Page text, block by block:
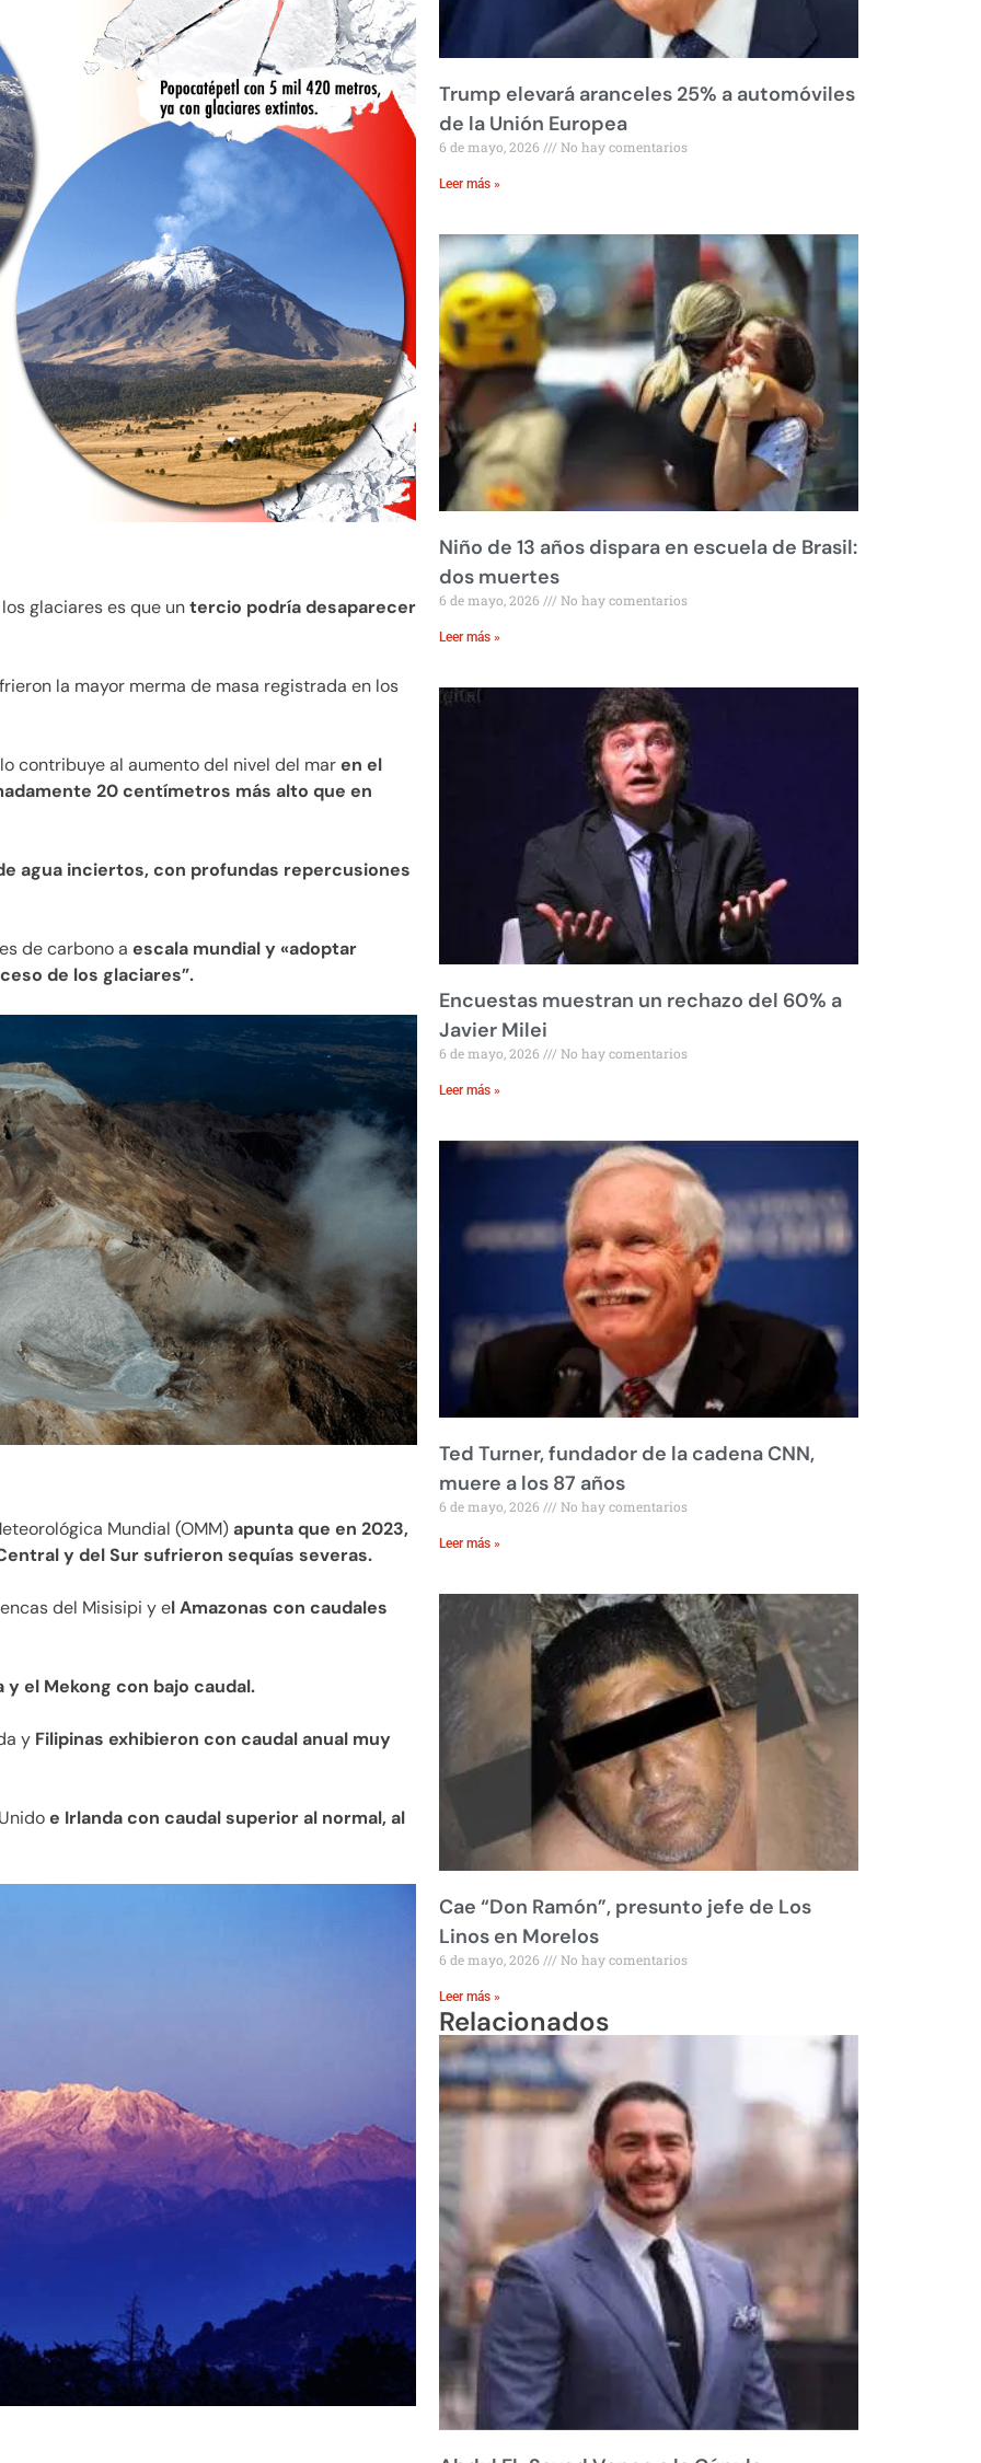
glaciares es que untercio podría desaparecer
la mayor merma de masa registrada en los
contribuye al aumento del nivel del maren el
20 centímetros más alto que en
agua inciertos, con profundas repercusiones
de carbono a escala mundial y «adoptar
de los glaciares”.
Mundial (OMM)apunta que en 2023,
y del Sur sufrieron sequías severas.
del Misisipi y el Amazonas con caudales
y el Mekong con bajo caudal.
y Filipinas exhibieron con caudal anual muy
e Irlanda con caudal superior al normal, al
Trump elevará aranceles 25% a automóviles
de la Unión Europea
6 de mayo, 2026 No hay comentarios
Leer más »
Niño de 13 años dispara en escuela de Brasil:
dos muertes
6 de mayo, 2026 No hay comentarios
Leer más »
Encuestas muestran un rechazo del 60% a
Javier Milei
6 de mayo, 2026 No hay comentarios
Leer más »
Ted Turner, fundador de la cadena CNN,
muere a los 87 años
6 de mayo, 2026 No hay comentarios
Leer más »
Cae “Don Ramón”, presunto jefe de Los
Linos en Morelos
6 de mayo, 2026 No hay comentarios
Leer más »
Relacionados